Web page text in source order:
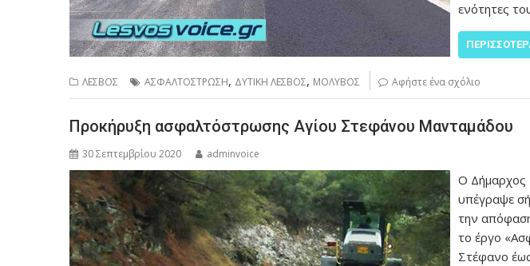
ενότητες
ΛΕΣΒΟΣ ΑΣΦΑΛΤΟΣΤΡΩΣΗ, ΔΥΤΙΚΗ ΛΕΣΒΟΣ, ΜΟΛΥΒΟΣ Αφήστε ένα σχόλιο
Προκήρυξη ασφαλτόστρωσης Αγίου Στεφάνου Μανταμάδου
30 Σεπτεμβρίου 2020 adminvoice
Ο Δήμαρχος
υπέγραψε
την
το έργο
Στέφανο